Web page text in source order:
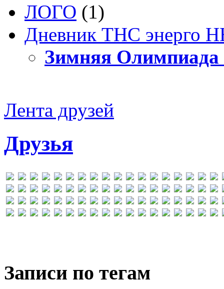
ЛОГО (1)
Дневник ТНС энерго
Зимняя
Лента друзей
Друзья
Записи по тегам